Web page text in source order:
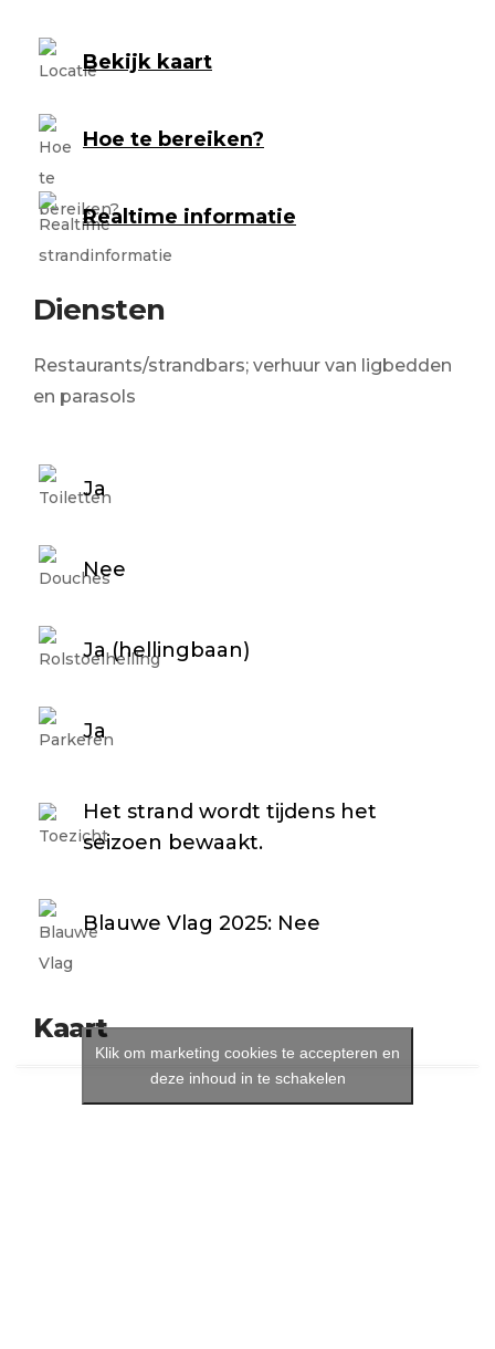
Bekijk kaart
Hoe te bereiken?
Realtime informatie
Diensten
Restaurants/strandbars; verhuur van ligbedden
en parasols
Ja
Nee
Ja (hellingbaan)
Ja
Het strand wordt tijdens het
seizoen bewaakt.
Blauwe Vlag 2025: Nee
Kaart
Klik om marketing cookies te accepteren en
deze inhoud in te schakelen